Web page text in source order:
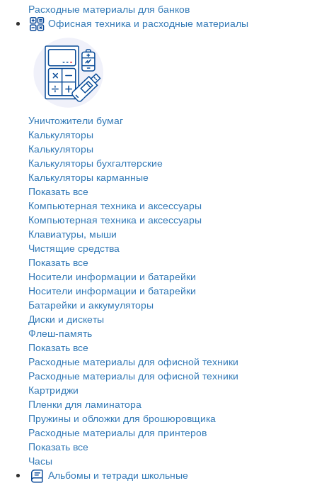
Расходные материалы для банков
Офисная техника и расходные материалы
Уничтожители бумаг
Калькуляторы
Калькуляторы
Калькуляторы бухгалтерские
Калькуляторы карманные
Показать все
Компьютерная техника и аксессуары
Компьютерная техника и аксессуары
Клавиатуры, мыши
Чистящие средства
Показать все
Носители информации и батарейки
Носители информации и батарейки
Батарейки и аккумуляторы
Диски и дискеты
Флеш-память
Показать все
Расходные материалы для офисной техники
Расходные материалы для офисной техники
Картриджи
Пленки для ламинатора
Пружины и обложки для брошюровщика
Расходные материалы для принтеров
Показать все
Часы
Альбомы и тетради школьные